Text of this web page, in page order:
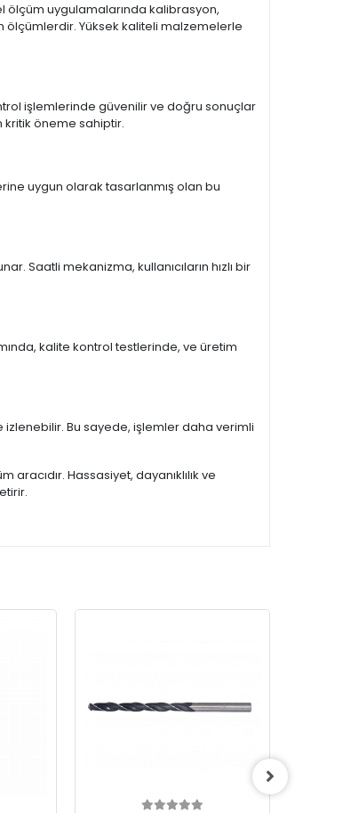
uygulamalarında kalibrasyon,
Yüksek kaliteli malzemelerle
işlemlerinde güvenilir ve doğru sonuçlar
kritik öneme sahiptir.
uygun olarak tasarlanmış olan bu
Saatli mekanizma, kullanıcıların hızlı bir
kalite kontrol testlerinde, ve üretim
Bu sayede, işlemler daha verimli
Hassasiyet, dayanıklılık ve